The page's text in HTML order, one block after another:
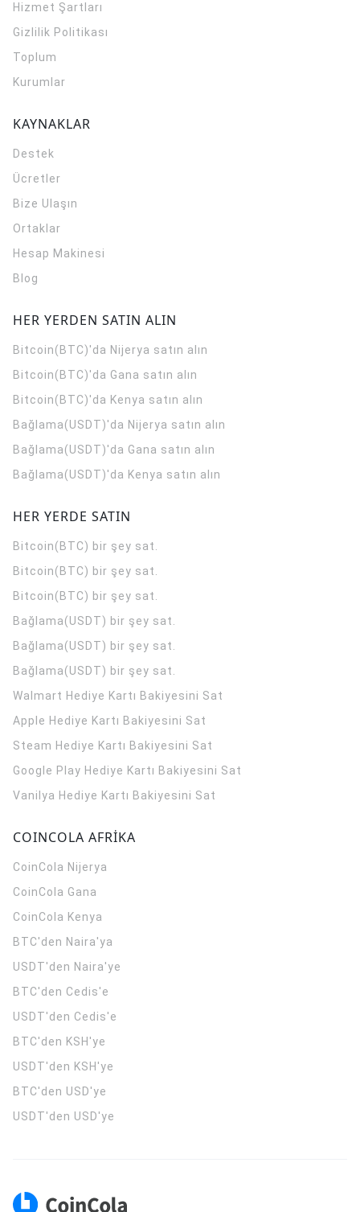
Hizmet Şartları
Gizlilik Politikası
Toplum
Kurumlar
KAYNAKLAR
Destek
Ücretler
Bize Ulaşın
Ortaklar
Hesap Makinesi
Blog
HER YERDEN SATIN ALIN
Bitcoin(BTC)'da Nijerya satın alın
Bitcoin(BTC)'da Gana satın alın
Bitcoin(BTC)'da Kenya satın alın
Bağlama(USDT)'da Nijerya satın alın
Bağlama(USDT)'da Gana satın alın
Bağlama(USDT)'da Kenya satın alın
HER YERDE SATIN
Bitcoin(BTC) bir şey sat.
Bitcoin(BTC) bir şey sat.
Bitcoin(BTC) bir şey sat.
Bağlama(USDT) bir şey sat.
Bağlama(USDT) bir şey sat.
Bağlama(USDT) bir şey sat.
Walmart Hediye Kartı Bakiyesini Sat
Apple Hediye Kartı Bakiyesini Sat
Steam Hediye Kartı Bakiyesini Sat
Google Play Hediye Kartı Bakiyesini Sat
Vanilya Hediye Kartı Bakiyesini Sat
COINCOLA AFRİKA
CoinCola Nijerya
CoinCola Gana
CoinCola Kenya
BTC'den Naira'ya
USDT'den Naira'ye
BTC'den Cedis'e
USDT'den Cedis'e
BTC'den KSH'ye
USDT'den KSH'ye
BTC'den USD'ye
USDT'den USD'ye